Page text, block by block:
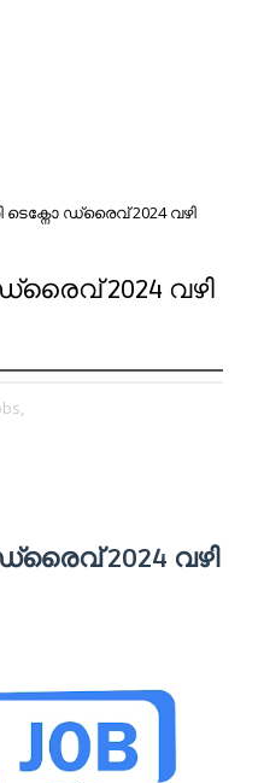
ഡ്രൈവ് 2024 വഴി
2024 വഴി
2024 വഴി